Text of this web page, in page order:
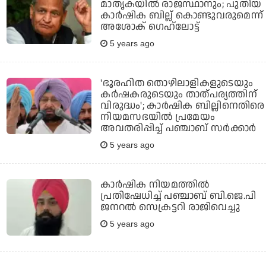
മാതൃകയില്‍ രാജസ്ഥാനും; പുതിയ
കാര്‍ഷിക ബില്ല് കൊണ്ടുവരുമെന്ന്
അശോക് ഗെഹ്‌ലോട്ട്
5 years ago
'ഭൂരഹിത തൊഴിലാളികളുടെയും
കര്‍ഷകരുടെയും താത്പര്യത്തിന്
വിരുദ്ധം'; കാര്‍ഷിക ബില്ലിനെതിരെ
നിയമസഭയില്‍ പ്രമേയം
അവതരിപ്പിച്ച് പഞ്ചാബ് സര്‍ക്കാര്‍
5 years ago
കാര്‍ഷിക നിയമത്തില്‍
പ്രതിഷേധിച്ച് പഞ്ചാബ് ബി.ജെ.പി
ജനറല്‍ സെക്രട്ടറി രാജിവെച്ചു
5 years ago